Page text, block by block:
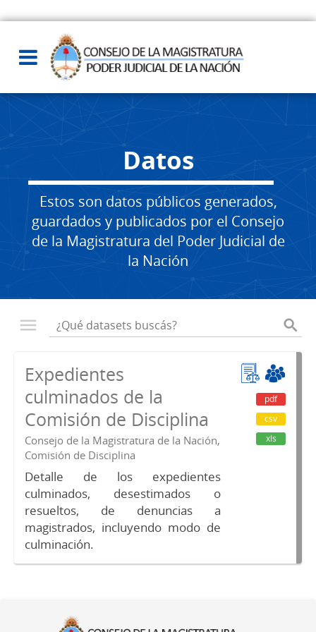
Datos
Estos son datos públicos generados,
guardados y publicados por el Consejo
de la Magistratura del Poder Judicial de
la Nación
Expedientes
culminados de la
Comisión de Disciplina
Consejo de la Magistratura de la Nación,
Comisión de Disciplina
Detalle de los expedientes
culminados, desestimados o
resueltos, de denuncias a
magistrados, incluyendo modo de
culminación.
pdf
csv
xls